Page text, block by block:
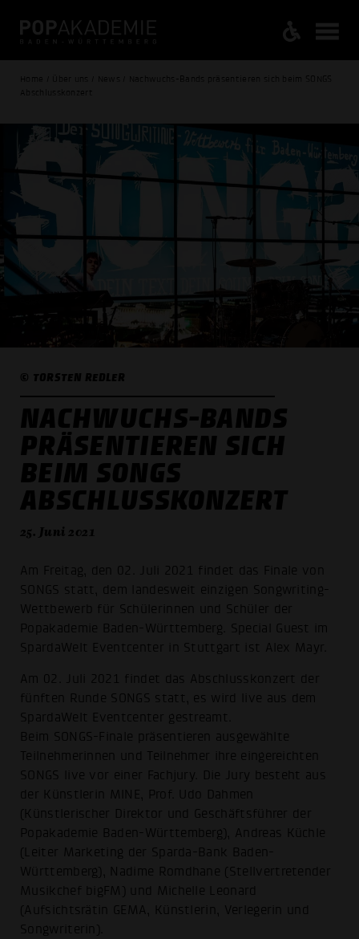
Home / Über uns / News / Nachwuchs-Bands präsentieren sich beim SONGS
Abschlusskonzert
© TORSTEN REDLER
NACHWUCHS-BANDS
PRÄSENTIEREN SICH
BEIM SONGS
ABSCHLUSSKONZERT
25. Juni 2021
Am Freitag, den 02. Juli 2021 findet das Finale von
SONGS statt, dem landesweit einzigen Songwriting-
Wettbewerb für Schülerinnen und Schüler der
Popakademie Baden-Württemberg. Special Guest im
SpardaWelt Eventcenter in Stuttgart ist Alex Mayr.
Am 02. Juli 2021 findet das Abschlusskonzert der
fünften Runde SONGS statt, es wird live aus dem
SpardaWelt Eventcenter gestreamt.
Beim SONGS-Finale präsentieren ausgewählte
Teilnehmerinnen und Teilnehmer ihre eingereichten
SONGS live vor einer Fachjury. Die Jury besteht aus
der Künstlerin MINE, Prof. Udo Dahmen
(Künstlerischer Direktor und Geschäftsführer der
Popakademie Baden-Württemberg), Andreas Küchle
(Leiter Marketing der Sparda-Bank Baden-
Württemberg), Nadime Romdhane (Stellvertretender
Musikchef bigFM) und Michelle Leonard
(Aufsichtsrätin GEMA, Künstlerin, Verlegerin und
Songwriterin).